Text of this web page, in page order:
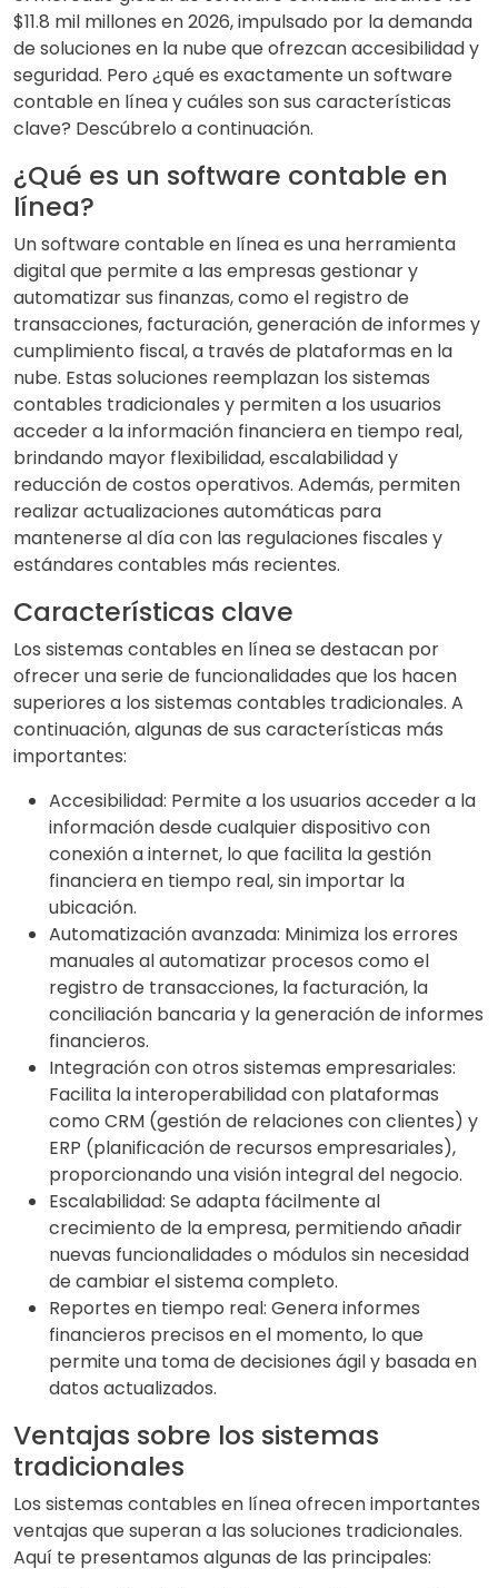
$11.8 mil millones en 2026, impulsado por la demanda
de soluciones en la nube que ofrezcan accesibilidad y
seguridad. Pero ¿qué es exactamente un software
contable en línea y cuáles son sus características
clave? Descúbrelo a continuación.
¿Qué es un software contable en
línea?
Un software contable en línea es una herramienta
digital que permite a las empresas gestionar y
automatizar sus finanzas, como el registro de
transacciones, facturación, generación de informes y
cumplimiento fiscal, a través de plataformas en la
nube. Estas soluciones reemplazan los sistemas
contables tradicionales y permiten a los usuarios
acceder a la información financiera en tiempo real,
brindando mayor flexibilidad, escalabilidad y
reducción de costos operativos. Además, permiten
realizar actualizaciones automáticas para
mantenerse al día con las regulaciones fiscales y
estándares contables más recientes.
Características clave
Los sistemas contables en línea se destacan por
ofrecer una serie de funcionalidades que los hacen
superiores a los sistemas contables tradicionales. A
continuación, algunas de sus características más
importantes:
Accesibilidad: Permite a los usuarios acceder a la
información desde cualquier dispositivo con
conexión a internet, lo que facilita la gestión
financiera en tiempo real, sin importar la
ubicación.
Automatización avanzada: Minimiza los errores
manuales al automatizar procesos como el
registro de transacciones, la facturación, la
conciliación bancaria y la generación de informes
financieros.
Integración con otros sistemas empresariales:
Facilita la interoperabilidad con plataformas
como CRM (gestión de relaciones con clientes) y
ERP (planificación de recursos empresariales),
proporcionando una visión integral del negocio.
Escalabilidad: Se adapta fácilmente al
crecimiento de la empresa, permitiendo añadir
nuevas funcionalidades o módulos sin necesidad
de cambiar el sistema completo.
Reportes en tiempo real: Genera informes
financieros precisos en el momento, lo que
permite una toma de decisiones ágil y basada en
datos actualizados.
Ventajas sobre los sistemas
tradicionales
Los sistemas contables en línea ofrecen importantes
ventajas que superan a las soluciones tradicionales.
Aquí te presentamos algunas de las principales: